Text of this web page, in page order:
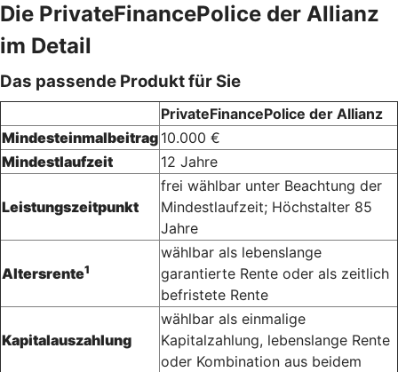
Die PrivateFinancePolice der Allianz
im Detail
Das passende Produkt für Sie
PrivateFinancePolice der Allianz
Mindesteinmalbeitrag 10.000 €
Mindestlaufzeit
12 Jahre
Leistungszeitpunkt
frei wählbar unter Beachtung der
Mindestlaufzeit; Höchstalter 85
Jahre
Altersrente1
wählbar als lebenslange
garantierte Rente oder als zeitlich
befristete Rente
Kapitalauszahlung
wählbar als einmalige
Kapitalzahlung, lebenslange Rente
oder Kombination aus beidem